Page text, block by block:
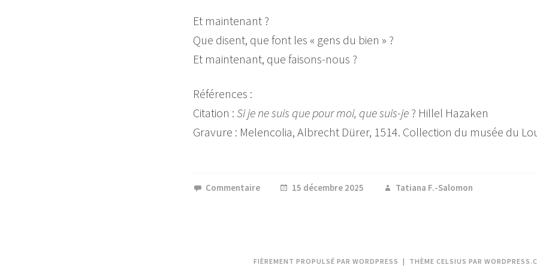
Et maintenant ?
Que disent, que font les « gens du bien » ?
Et maintenant, que faisons-nous ?
Références :
Citation : Si je ne suis que pour moi, que suis-je ? Hillel Hazaken
Gravure : Melencolia, Albrecht Dürer, 1514. Collection du musée du
Commentaire 15 décembre 2025 Tatiana F.-Salomon
FIÈREMENT PROPULSÉ PAR WORDPRESS | THÈME CELSIUS PAR